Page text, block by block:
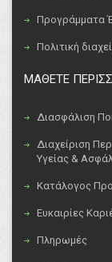
Προγράμματα
Πολιτική
ΜΑΘΕΤΕ
Διασφάλιση
Διαχείριση
Υγείας &
Κατάλογος
Ευκαιρίες
Πληρωμές